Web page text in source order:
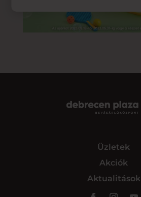
Üzletek
Akciók
Aktualitások